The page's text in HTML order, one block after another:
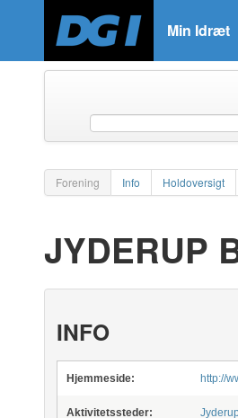
Min Idræt
Forening Info Holdoversigt
JYDERUP
INFO
Hjemmeside: http://
Aktivitetssteder: